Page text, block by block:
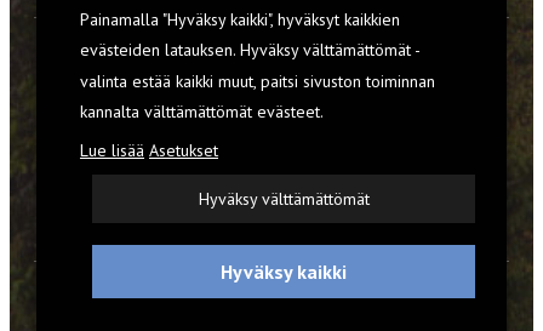
TILAA RETKI-LEHTI
YHTEYSTIEDOT
REKISTERISELOSTE
EVÄSTEET
Painamalla "Hyväksy kaikki", hyväksyt kaikkien
evästeiden latauksen. Hyväksy välttämättömät -
valinta estää kaikki muut, paitsi sivuston toiminnan
kannalta välttämättömät evästeet.
Lue lisää Asetukset
Hyväksy välttämättömät
Hyväksy kaikki